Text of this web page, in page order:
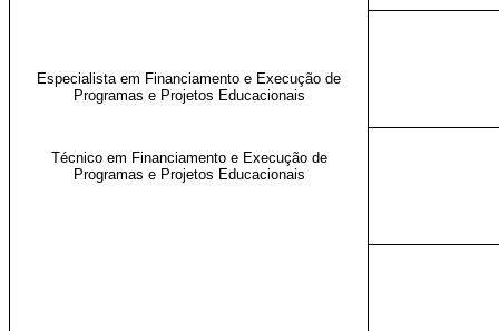
Especialista em Financiamento e Execução de
Programas e Projetos Educacionais
Técnico em Financiamento e Execução de
Programas e Projetos Educacionais